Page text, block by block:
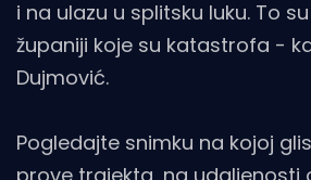
i na ulazu u splitsku luku. To
županiji koje su katastrofa -
Dujmović.
Pogledajte snimku na kojoj